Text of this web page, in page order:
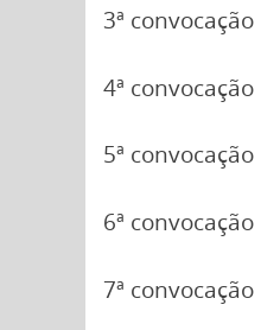
3ª convocação
4ª convocação
5ª convocação
6ª convocação
7ª convocação